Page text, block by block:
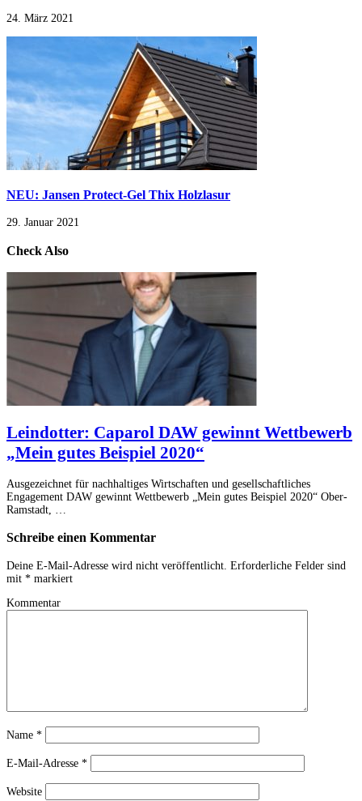
24. März 2021
NEU: Jansen Protect-Gel Thix Holzlasur
29. Januar 2021
Check Also
Leindotter: Caparol DAW gewinnt Wettbewerb
„Mein gutes Beispiel 2020“
Ausgezeichnet für nachhaltiges Wirtschaften und gesellschaftliches
Engagement DAW gewinnt Wettbewerb „Mein gutes Beispiel 2020“ Ober-
Ramstadt, …
Schreibe einen Kommentar
Deine E-Mail-Adresse wird nicht veröffentlicht. Erforderliche Felder sind
mit * markiert
Kommentar
Name *
E-Mail-Adresse *
Website